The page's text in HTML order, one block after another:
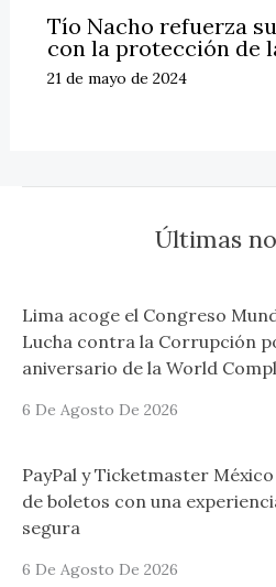
Tío Nacho refuerza
con la protección de
21 de mayo de 2024
Últimas
Lima acoge el Congreso
Lucha contra la Corrupción
aniversario de la World
6 De Agosto De 2026
PayPal y Ticketmaster
de boletos con una
segura
6 De Agosto De 2026